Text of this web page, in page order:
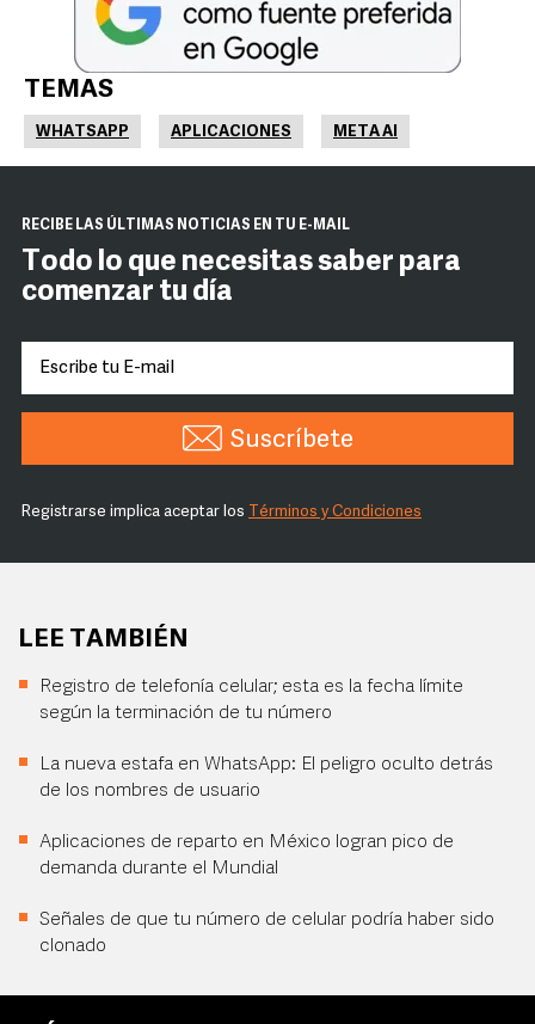
TEMAS
WHATSAPP APLICACIONES META AI
RECIBE LAS ÚLTIMAS NOTICIAS EN TU E-MAIL
Todo lo que necesitas saber para
comenzar tu día
Suscríbete
Registrarse implica aceptar los Términos y Condiciones
LEE TAMBIÉN
Registro de telefonía celular; esta es la fecha límite
según la terminación de tu número
La nueva estafa en WhatsApp: El peligro oculto detrás
de los nombres de usuario
Aplicaciones de reparto en México logran pico de
demanda durante el Mundial
Señales de que tu número de celular podría haber sido
clonado